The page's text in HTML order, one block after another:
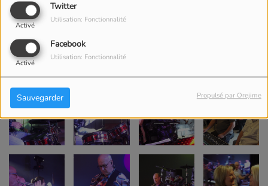
Twitter
Activé
Utilisation: Fonctionnalité
Facebook
Activé
Utilisation: Fonctionnalité
Sauvegarder Propulsé par Orejime